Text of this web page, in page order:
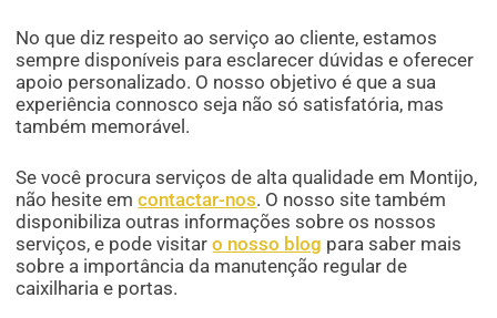
No que diz respeito ao serviço ao cliente, estamos
sempre disponíveis para esclarecer dúvidas e oferecer
apoio personalizado. O nosso objetivo é que a sua
experiência connosco seja não só satisfatória, mas
também memorável.
Se você procura serviços de alta qualidade em Montijo,
não hesite emcontactar-nos. O nosso site também
disponibiliza outras informações sobre os nossos
serviços, e pode visitaro nosso blog para saber mais
sobre a importância da manutenção regular de
caixilharia e portas.